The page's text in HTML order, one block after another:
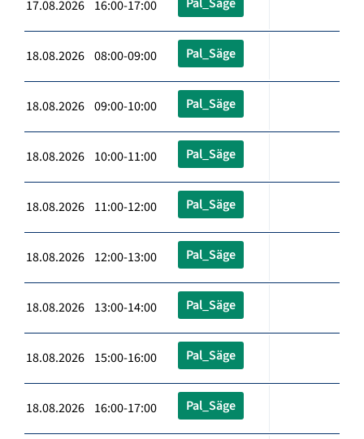
17.08.2026 16:00-17:00
18.08.2026 08:00-09:00 Pal_Säge
18.08.2026 09:00-10:00 Pal_Säge
18.08.2026 10:00-11:00 Pal_Säge
18.08.2026 11:00-12:00 Pal_Säge
18.08.2026 12:00-13:00 Pal_Säge
18.08.2026 13:00-14:00 Pal_Säge
18.08.2026 15:00-16:00 Pal_Säge
18.08.2026 16:00-17:00 Pal_Säge